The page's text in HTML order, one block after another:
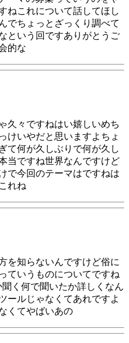
ねこれについて話してほし
でちょっとざっくり調べて
という回ですありがとうご
的な
久々ですねはい嬉しいめち
けいやだと思いますよちょ
て何が久しぶりで何が久し
当ですね世界なんですけど
で今回のテーマはですねは
れね
を知らないんですけど俗に
ていうものについてですね
く何で聞いたか詳しくなん
ールじゃなくてあれですよ
くてやばいあの